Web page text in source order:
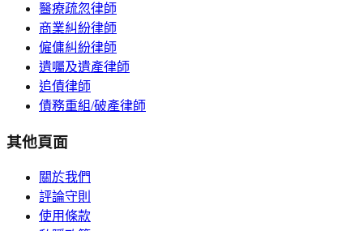
醫療疏忽律師
商業糾紛律師
僱傭糾紛律師
遺囑及遺產律師
追債律師
債務重組/破產律師
其他頁面
關於我們
評論守則
使用條款